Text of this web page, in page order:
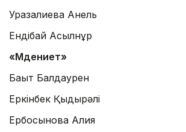
Уразалиева Анель
Ендібай Асылнұр
«Мәдениет»
Бақыт Балдаурен
Еркінбек Қыдырәлі
Ербосынова Алия